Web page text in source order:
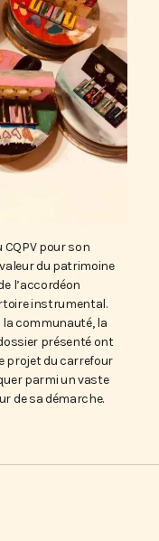
pour son
du patrimoine
l’accordéon
instrumental.
la communauté, la
présenté ont
projet du carrefour
parmi un vaste
de sa démarche.